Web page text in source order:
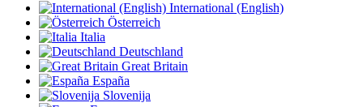
International (English)
Österreich
Italia
Deutschland
Great Britain
España
Slovenija